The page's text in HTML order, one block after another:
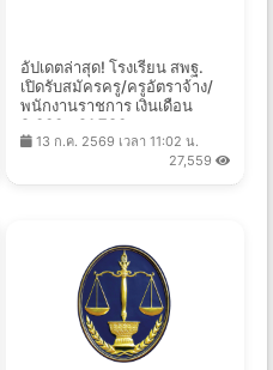
อัปเดตล่าสุด! โรงเรียน สพฐ.
เปิดรับสมัครครู/ครูอัตราจ้าง/
พนักงานราชการ เงินเดือน
9,000 - 21,780 บาท หลาย
จังหวัดทั่วประเทศ
13 ก.ค. 2569 เวลา 11:02 น.
27,559